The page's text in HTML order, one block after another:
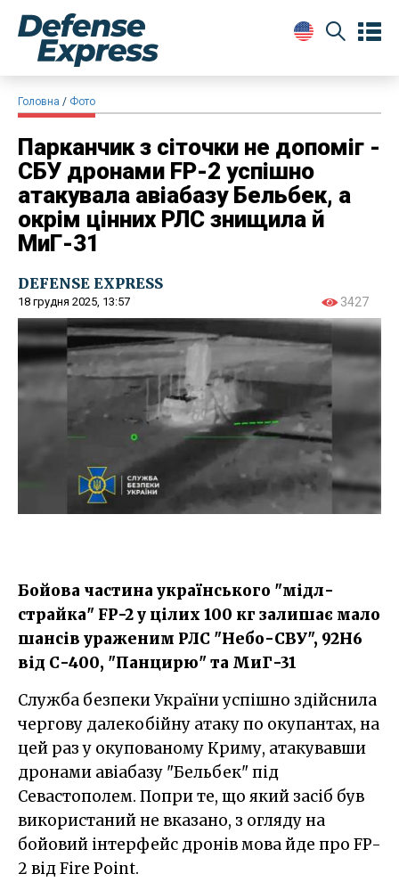
Головна Фото
Парканчик з сіточки не допоміг -
СБУ дронами FP-2 успішно
атакувала авіабазу Бельбек, а
окрім цінних РЛС знищила й
МиГ-31
DEFENSE EXPRESS
18 грудня 2025, 13:57 3427
Бойова частина українського "мідл-
страйка" FP-2 у цілих 100 кг залишає мало
шансів ураженим РЛС "Небо-СВУ", 92Н6
від С-400, "Панцирю" та МиГ-31
Служба безпеки України успішно здійснила
чергову далекобійну атаку по окупантах, на
цей раз у окупованому Криму, атакувавши
дронами авіабазу "Бельбек" під
Севастополем. Попри те, що який засіб був
використаний не вказано, з огляду на
бойовий інтерфейс дронів мова йде про FP-
2 від Fire Point.